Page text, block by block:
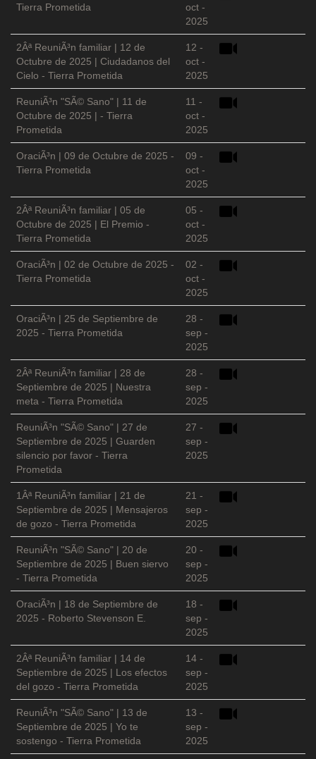
Tierra Prometida
oct -
2025
2Âª ReuniÃ³n familiar | 12 de
Octubre de 2025 | Ciudadanos del
Cielo - Tierra Prometida
12 -
oct -
2025
ReuniÃ³n "SÃ© Sano" | 11 de
Octubre de 2025 | - Tierra
Prometida
11 -
oct -
2025
OraciÃ³n | 09 de Octubre de 2025 -
Tierra Prometida
09 -
oct -
2025
2Âª ReuniÃ³n familiar | 05 de
Octubre de 2025 | El Premio -
Tierra Prometida
05 -
oct -
2025
OraciÃ³n | 02 de Octubre de 2025 -
Tierra Prometida
02 -
oct -
2025
OraciÃ³n | 25 de Septiembre de
2025 - Tierra Prometida
28 -
sep -
2025
2Âª ReuniÃ³n familiar | 28 de
Septiembre de 2025 | Nuestra
meta - Tierra Prometida
28 -
sep -
2025
ReuniÃ³n "SÃ© Sano" | 27 de
Septiembre de 2025 | Guarden
silencio por favor - Tierra
Prometida
27 -
sep -
2025
1Âª ReuniÃ³n familiar | 21 de
Septiembre de 2025 | Mensajeros
de gozo - Tierra Prometida
21 -
sep -
2025
ReuniÃ³n "SÃ© Sano" | 20 de
Septiembre de 2025 | Buen siervo
- Tierra Prometida
20 -
sep -
2025
OraciÃ³n | 18 de Septiembre de
2025 - Roberto Stevenson E.
18 -
sep -
2025
2Âª ReuniÃ³n familiar | 14 de
Septiembre de 2025 | Los efectos
del gozo - Tierra Prometida
14 -
sep -
2025
ReuniÃ³n "SÃ© Sano" | 13 de
Septiembre de 2025 | Yo te
sostengo - Tierra Prometida
13 -
sep -
2025